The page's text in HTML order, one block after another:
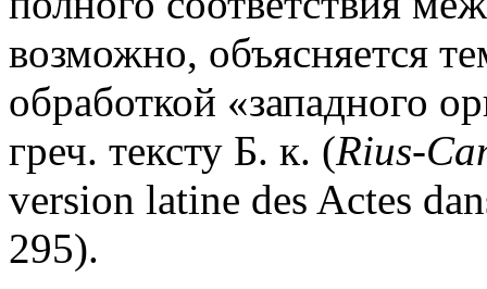
возможно, объясняется
обработкой «западного
греч. тексту Б. к. (Rius-
version latine des Actes
295).